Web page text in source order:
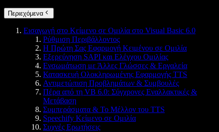
Περιεχόμενα
Εισαγωγή στο Κείμενο σε Ομιλία στο Visual Basic 6.0
Ρύθμιση Περιβάλλοντος
Η Πρώτη Σας Εφαρμογή Κειμένου σε Ομιλία
Εξερεύνηση SAPI και Ελέγχου Ομιλίας
Ενσωμάτωση με Άλλες Γλώσσες & Εργαλεία
Κατασκευή Ολοκληρωμένης Εφαρμογής TTS
Αντιμετώπιση Προβλημάτων & Συμβουλές
Πέρα από τη VB 6.0: Σύγχρονες Εναλλακτικές &
Μετάβαση
Συμπεράσματα & Το Μέλλον του TTS
Speechify Κείμενο σε Ομιλία
Συχνές Ερωτήσεις